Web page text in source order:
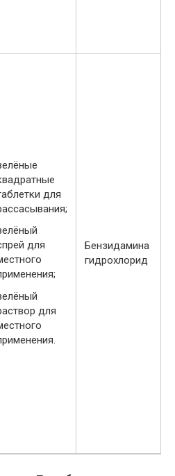
для
для
для
Бензидамина
гидрохлорид